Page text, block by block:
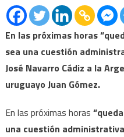
En las próximas horas
sea una cuestión
José Navarro Cádiz a la
uruguayo Juan Gómez.
En las próximas horas
una cuestión